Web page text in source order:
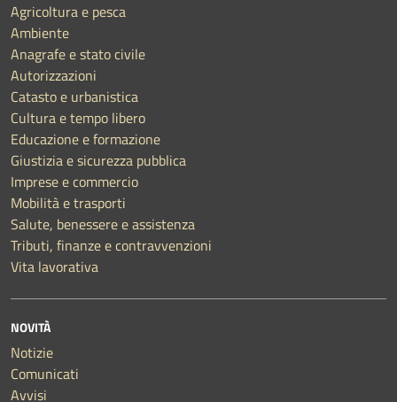
Agricoltura e pesca
Ambiente
Anagrafe e stato civile
Autorizzazioni
Catasto e urbanistica
Cultura e tempo libero
Educazione e formazione
Giustizia e sicurezza pubblica
Imprese e commercio
Mobilità e trasporti
Salute, benessere e assistenza
Tributi, finanze e contravvenzioni
Vita lavorativa
NOVITÀ
Notizie
Comunicati
Avvisi